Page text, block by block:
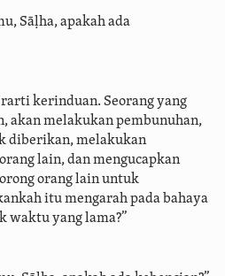
Sāḷha, apakah ada
kerinduan. Seorang yang
akan melakukan pembunuhan,
diberikan, melakukan
lain, dan mengucapkan
orang lain untuk
itu mengarah pada bahaya
waktu yang lama?”